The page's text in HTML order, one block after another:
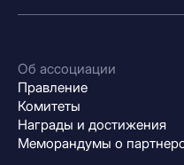
Об ассоциации
Правление
Комитеты
Награды и достижения
Меморандумы о